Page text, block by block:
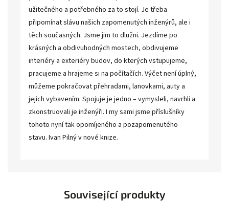
užitečného a potřebného za to stojí. Je třeba
připomínat slávu našich zapomenutých inženýrů, ale i
těch současných. Jsme jim to dlužni. Jezdíme po
krásných a obdivuhodných mostech, obdivujeme
interiéry a exteriéry budov, do kterých vstupujeme,
pracujeme a hrajeme si na počítačích. Výčet není úplný,
můžeme pokračovat přehradami, lanovkami, auty a
jejich vybavením. Spojuje je jedno – vymysleli, navrhli a
zkonstruovali je inženýři. I my sami jsme příslušníky
tohoto nyní tak opomíjeného a pozapomenutého
stavu. Ivan Pilný v nové knize.
Související produkty